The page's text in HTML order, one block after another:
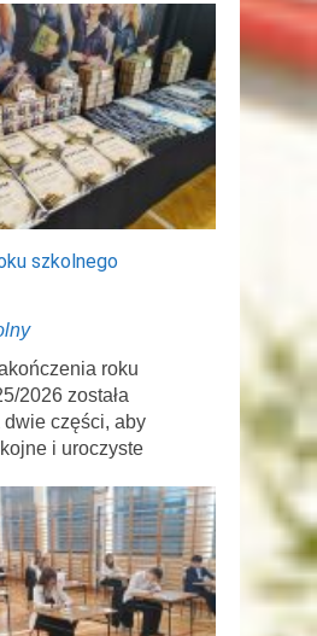
szkolnego
roku
2026 została
części, aby
i uroczyste